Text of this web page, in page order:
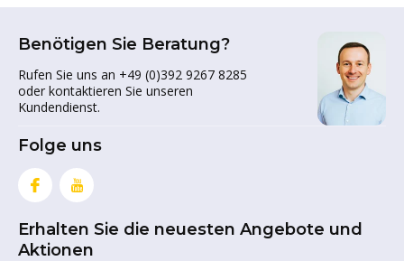
Benötigen Sie Beratung?
Rufen Sie uns an +49 (0)392 9267 8285
oder kontaktieren Sie unseren
Kundendienst.
Folge uns
Erhalten Sie die neuesten Angebote und
Aktionen